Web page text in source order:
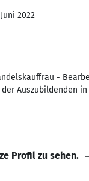
2022
-
Auszubildenden
Profil zu sehen.